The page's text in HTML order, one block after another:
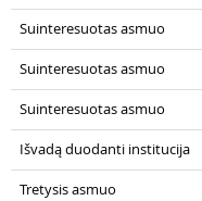
Suinteresuotas asmuo
Suinteresuotas asmuo
Suinteresuotas asmuo
Išvadą duodanti institucija
Tretysis asmuo